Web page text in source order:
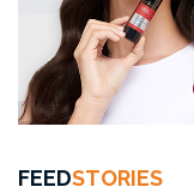
FEEDSTORIES